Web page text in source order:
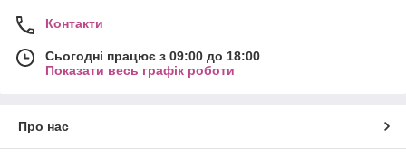
Контакти
Сьогодні працює з 09:00 до 18:00
Показати весь графік роботи
Про нас